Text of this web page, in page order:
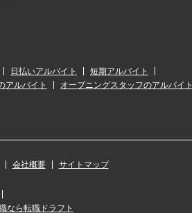
日払いアルバイト
短期アルバイト
アルバイト
オープニングスタッフのアルバイト
会社概要 サイトマップ
なら転職ドラフト